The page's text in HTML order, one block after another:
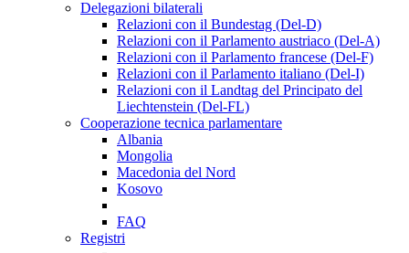
Delegazioni bilaterali
Relazioni con il Bundestag (Del-D)
Relazioni con il Parlamento austriaco (Del-A)
Relazioni con il Parlamento francese (Del-F)
Relazioni con il Parlamento italiano (Del-I)
Relazioni con il Landtag del Principato del
Liechtenstein (Del-FL)
Cooperazione tecnica parlamentare
Albania
Mongolia
Macedonia del Nord
Kosovo
FAQ
Registri